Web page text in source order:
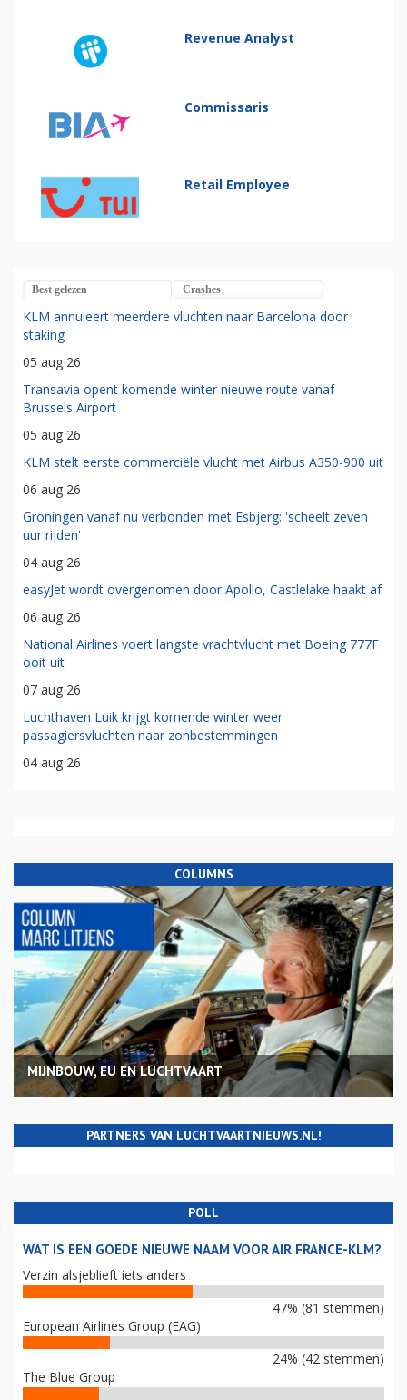
Revenue Analyst
Commissaris
Retail Employee
Best gelezen Crashes
KLM annuleert meerdere vluchten naar Barcelona door
staking
05 aug 26
Transavia opent komende winter nieuwe route vanaf
Brussels Airport
05 aug 26
KLM stelt eerste commerciële vlucht met Airbus A350-900 uit
06 aug 26
Groningen vanaf nu verbonden met Esbjerg: 'scheelt zeven
uur rijden'
04 aug 26
easyJet wordt overgenomen door Apollo, Castlelake haakt af
06 aug 26
National Airlines voert langste vrachtvlucht met Boeing 777F
ooit uit
07 aug 26
Luchthaven Luik krijgt komende winter weer
passagiersvluchten naar zonbestemmingen
04 aug 26
COLUMNS
MIJNBOUW, EU EN LUCHTVAART
PARTNERS VAN LUCHTVAARTNIEUWS.NL!
POLL
WAT IS EEN GOEDE NIEUWE NAAM VOOR AIR FRANCE-KLM?
Verzin alsjeblieft iets anders
47% (81 stemmen)
European Airlines Group (EAG)
24% (42 stemmen)
The Blue Group